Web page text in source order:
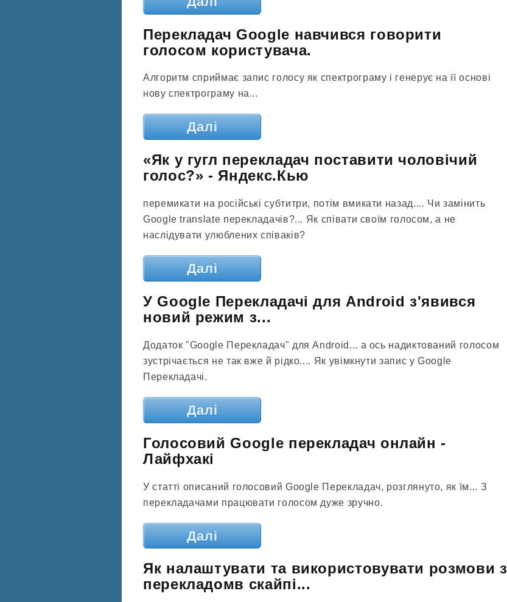
Перекладач Google навчився говорити
голосом користувача.
Алгоритм сприймає запис голосу як спектрограму і генерує на її основі
нову спектрограму на...
Далі
«Як у гугл перекладач поставити чоловічий
голос?» - Яндекс.Кью
перемикати на російські субтитри, потім вмикати назад.... Чи замінить
Google translate перекладачів?... Як співати своїм голосом, а не
наслідувати улюблених співаків?
Далі
У Google Перекладачі для Android з'явився
новий режим з...
Додаток "Google Перекладач" для Android... а ось надиктований голосом
зустрічається не так вже й рідко.... Як увімкнути запис у Google
Перекладачі.
Далі
Голосовий Google перекладач онлайн -
Лайфхакі
У статті описаний голосовий Google Перекладач, розглянуто, як їм... З
перекладачами працювати голосом дуже зручно.
Далі
Як налаштувати та використовувати розмови з
перекладомв скайпі...